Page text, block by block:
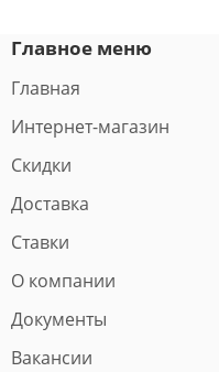
Главное меню
Главная
Интернет-магазин
Скидки
Доставка
Ставки
О компании
Документы
Вакансии